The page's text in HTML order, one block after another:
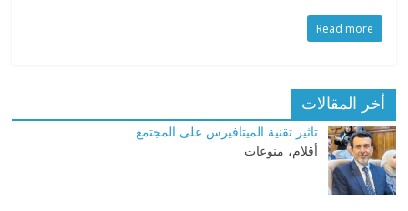
Read more
أخر المقالات
تاثير تقنية الميتافيرس على المجتمع
أقلام، منوعات